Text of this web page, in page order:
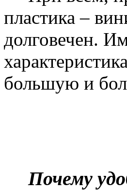
пластика –
долговечен.
большую и
Почему